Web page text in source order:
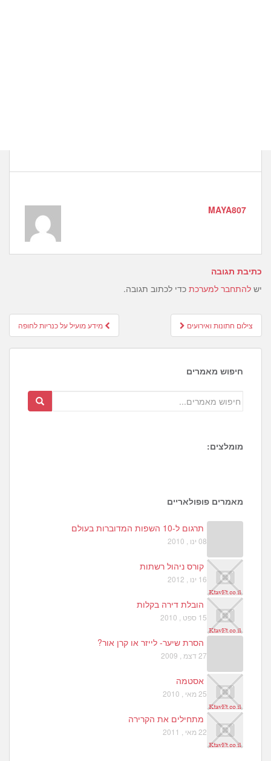
MAYA807
כתיבת תגובה
יש להתחבר למערכת כדי לכתוב תגובה.
Post
navigation
מידע מועיל על כנריות לחופה צילום חתונות ואירועים
חיפוש מאמרים
מומלצים:
4
מאמרים פופולאריים
תרגום ל-10 השפות המדוברות בעולם
08 ינו , 2010
קורס ניהול רשתות
16 ינו , 2012
הובלת דירה בקלות
15 ספט , 2010
הסרת שיער- לייזר או קרן אור?
27 דצמ , 2009
אסטמה
25 מאי , 2010
מתחילים את הקרירה
22 מאי , 2011